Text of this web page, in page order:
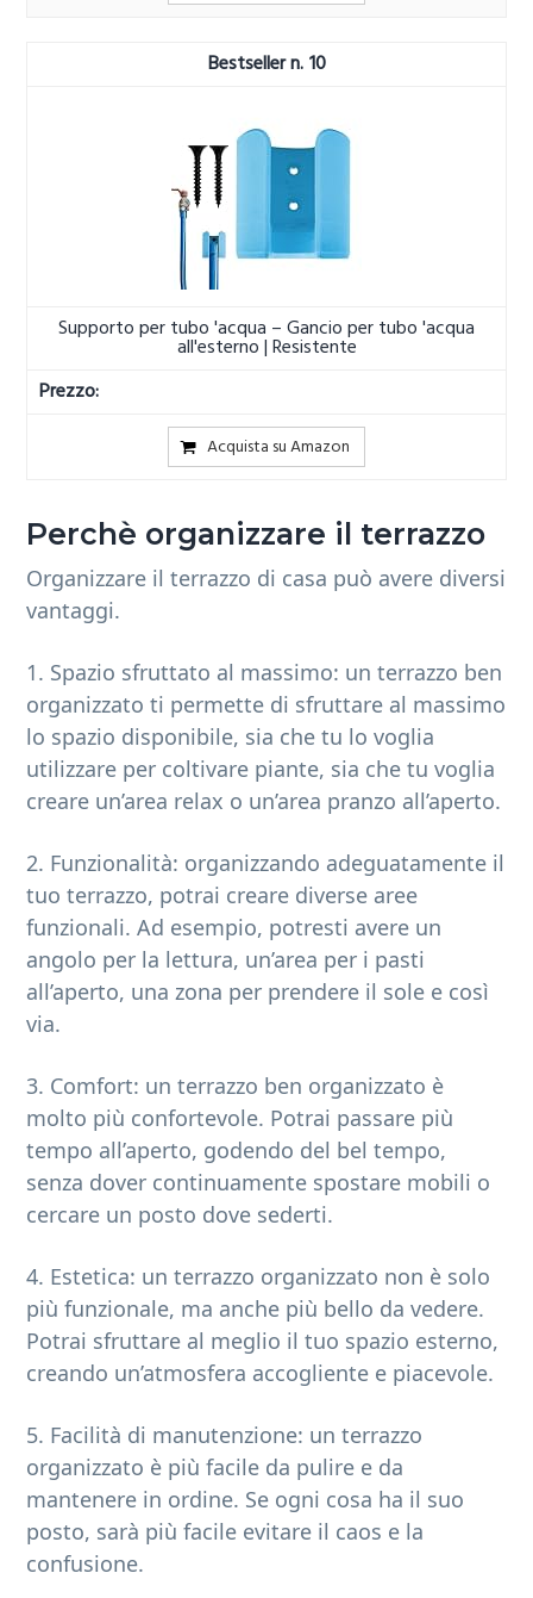
10
Supporto per tubo 'acqua – Gancio per tubo 'acqua
all'esterno | Resistente
Acquista su Amazon
Perchè organizzare il terrazzo
Organizzare il terrazzo di casa può avere diversi
vantaggi.
1. Spazio sfruttato al massimo: un terrazzo ben
organizzato ti permette di sfruttare al massimo
lo spazio disponibile, sia che tu lo voglia
utilizzare per coltivare piante, sia che tu voglia
creare un’area relax o un’area pranzo all’aperto.
2. Funzionalità: organizzando adeguatamente il
tuo terrazzo, potrai creare diverse aree
funzionali. Ad esempio, potresti avere un
angolo per la lettura, un’area per i pasti
all’aperto, una zona per prendere il sole e così
via.
3. Comfort: un terrazzo ben organizzato è
molto più confortevole. Potrai passare più
tempo all’aperto, godendo del bel tempo,
senza dover continuamente spostare mobili o
cercare un posto dove sederti.
4. Estetica: un terrazzo organizzato non è solo
più funzionale, ma anche più bello da vedere.
Potrai sfruttare al meglio il tuo spazio esterno,
creando un’atmosfera accogliente e piacevole.
5. Facilità di manutenzione: un terrazzo
organizzato è più facile da pulire e da
mantenere in ordine. Se ogni cosa ha il suo
posto, sarà più facile evitare il caos e la
confusione.